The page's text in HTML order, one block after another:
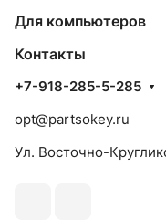
Для компьютеров
Контакты
+7-918-285-5-285
opt@partsokey.ru
Ул. Восточно-